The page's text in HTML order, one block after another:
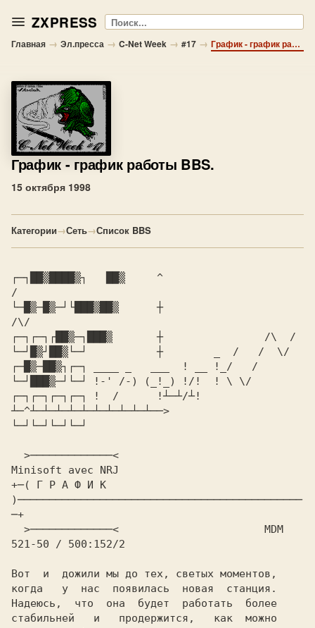
ZXPRESS Поиск
Главная → Эл.пресса → C-Net Week → #17 → График - график работы BBS.
График - график работы BBS.
15 октября 1998
Категории→Сеть→Список BBS
┌─┐██▒████▒┐   ██▒
^
└─█▒─█▒─┘└███▒██▒
   ┼
┌─┐┌─┐┌██▒─┐███▒
└─┘█▒┘██▒└─┘
┌─█▒─██▒┐┌─┐
└─┘███▒─┘└─┘
┌─┐┌─┐┌─┐┌─┐
!  /      !┴─┴/┴!
└─┘└─┘└─┘└─┘
+─(
)─────────────────────────────────────────────
─+
  >─────────────<
    MDM
521-50 / 500:152/2
Вот  и  дожили мы до тех, светых моментов,
когда   у  нас  появилась  новая  станция.
Надеюсь,  что  она  будет  работать  более
стабильней   и   продержится,   как  можно